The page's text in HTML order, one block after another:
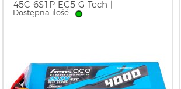
45C 6S1P EC5 G-Tech |
GEA406S45E5GT GENS ACE
Dostępna ilość: